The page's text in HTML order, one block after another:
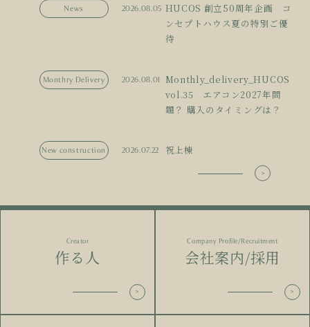
News 2026.08.05 HUCOS 創立50周年企画 コ
ンセプトハウス夏の特別ご優
待
Monthry Delivery 2026.08.01
Monthly_delivery_HUCOS
vol.35 エアコン2027年問
題？ 購入のタイミングは？
New construction 2026.07.22 祝上棟
Creator
作る人
Company Profile/Recruitment
会社案内/採用